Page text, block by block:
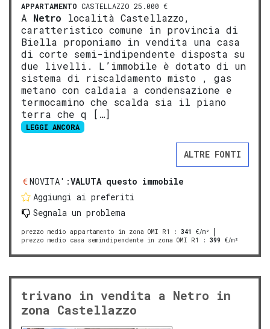
APPARTAMENTO CASTELLAZZO 25.000 €
A Netro località Castellazzo,
caratteristico comune in provincia di
Biella proponiamo in vendita una casa
di corte semi-indipendente disposta su
due livelli. L’immobile è dotato di un
sistema di riscaldamento misto , gas
metano con caldaia a condensazione e
termocamino che scalda sia il piano
terra che q […]
LEGGI ANCORA
ALTRE FONTI
NOVITA':VALUTA questo immobile
Aggiungi ai preferiti
Segnala un problema
prezzo medio appartamento in zona OMI R1 : 341
€/m²
prezzo medio casa semindipendente in zona OMI R1
: 399 €/m²
trivano in vendita a Netro in
zona Castellazzo